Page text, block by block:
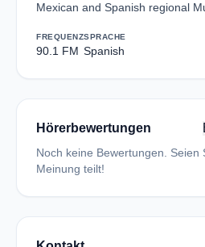
Mexican and Spanish regional
FREQUENZ
90.1 FM
SPRACHE
Spanish
Hörerbewertungen
Noch keine Bewertungen. Seien
Meinung teilt!